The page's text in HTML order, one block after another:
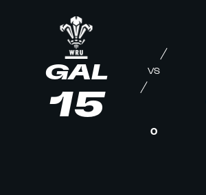
GAL
15
VS
0